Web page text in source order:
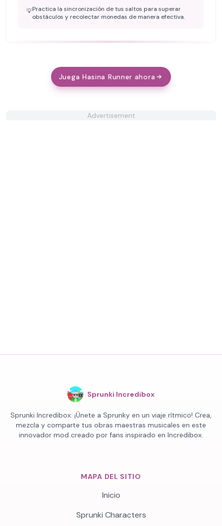
💡Practica la sincronización de tus saltos para superar
obstáculos y recolectar monedas de manera efectiva.
Juega Hasina Runner ahora
Advertisement
Sprunki Incredibox
Sprunki Incredibox: ¡Únete a Sprunky en un viaje rítmico! Crea,
mezcla y comparte tus obras maestras musicales en este
innovador mod creado por fans inspirado en Incredibox.
MAPA DEL SITIO
Inicio
Sprunki Characters